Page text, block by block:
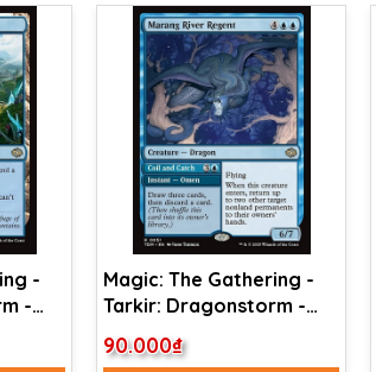
-
-
Foil
Magic: The Gathering -
Tarkir: Dragonstorm -
Marang River Regent //
Coil and Catch (51)
90.000₫